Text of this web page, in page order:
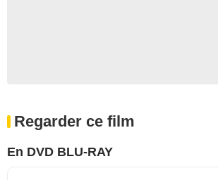
Regarder ce film
En DVD BLU-RAY